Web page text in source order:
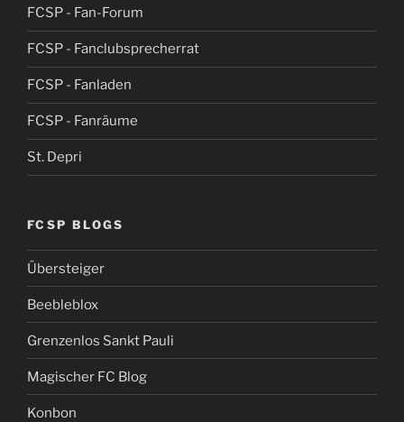
FCSP - Fan-Forum
FCSP - Fanclubsprecherrat
FCSP - Fanladen
FCSP - Fanräume
St. Depri
FCSP BLOGS
Übersteiger
Beebleblox
Grenzenlos Sankt Pauli
Magischer FC Blog
Konbon